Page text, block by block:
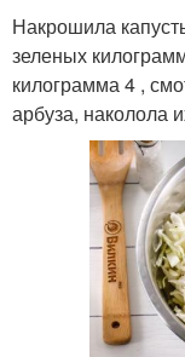
Накрошила
зеленых
килограмма 4 ,
арбуза, наколола